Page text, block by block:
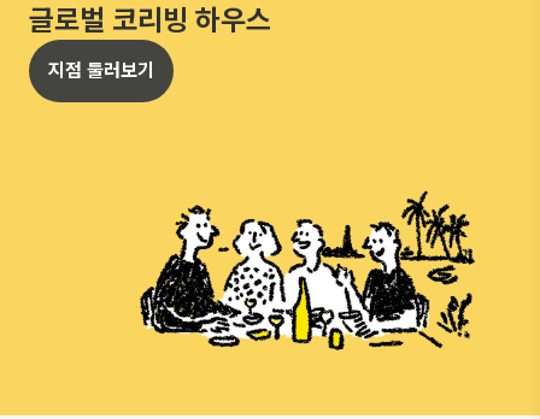
글로벌 코리빙 하우스
지점 둘러보기